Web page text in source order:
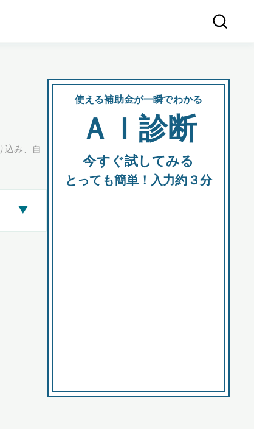
込み、自
▶
使える補助金が一瞬でわかる
ＡＩ診断
今すぐ試してみる
とっても簡単！入力約３分